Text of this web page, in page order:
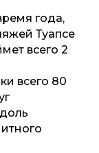
года,
Туапсе
всего 2
всего 80